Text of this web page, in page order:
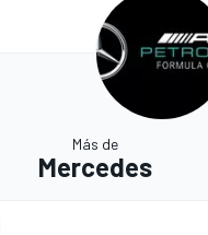
Más de
Mercedes